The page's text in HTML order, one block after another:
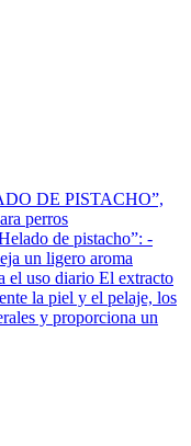
DE PISTACHO”,
perros
de pistacho”: -
un ligero aroma
el uso diario El extracto
la piel y el pelaje, los
y proporciona un